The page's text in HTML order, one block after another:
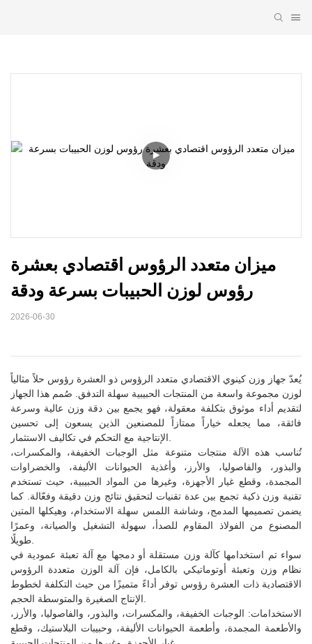
ميزان متعدد الرؤوس اقتصادي بعشرة
رؤوس لوزن الحبيبات بسرعة ودقة
2026-06-30
يُعدّ جهاز وزن كينوي الاقتصادي متعدد الرؤوس ذو العشرة رؤوس حلاً مثالياً
لوزن مجموعة واسعة من المنتجات الحبيبية سهلة التدفق. صُمم هذا الجهاز
لتقديم أداء موثوق بتكلفة معقولة، فهو يجمع بين دقة وزن عالية وسرعة
فائقة، مما يجعله خياراً ممتازاً للمصنعين الذين يسعون إلى تحسين
تُناسب هذه الآلة منتجات متنوعة مثل الوجبات الخفيفة، والمكسرات،
والبذور، والفاصوليا، والأرز، وأغذية الحيوانات الأليفة، والخضراوات
المجمدة، وقطع غيار الأجهزة، وغيرها من المواد الحبيبية، حيث تستخدم
تقنية وزن ذكية تجمع بين عدة تقنيات لتحقيق نتائج وزن دقيقة وفعّالة. كما
يضمن تصميمها المدمج، وشاشة اللمس سهلة الاستخدام، وهيكلها المتين
المصنوع من الفولاذ المقاوم للصدأ، سهولة التشغيل والصيانة، وعمرًا
سواء تم استخدامها كآلة وزن مستقلة أو دمجها مع آلة تعبئة عمودية في
نظام وزن وتعبئة أوتوماتيكي بالكامل، فإن آلة الوزن متعددة الرؤوس
الاقتصادية ذات العشرة رؤوس توفر أداءً متميزًا من حيث التكلفة لخطوط
الاستخدامات: الوجبات الخفيفة، والمكسرات، والبذور، والفاصوليا، والأرز،
والأطعمة المجمدة، وأطعمة الحيوانات الأليفة، وحبيبات البلاستيك، وقطع